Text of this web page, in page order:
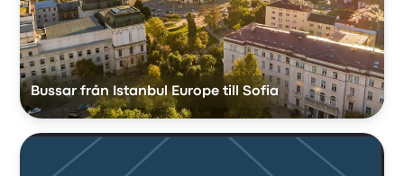
Bussar från Istanbul Europe till Sofia